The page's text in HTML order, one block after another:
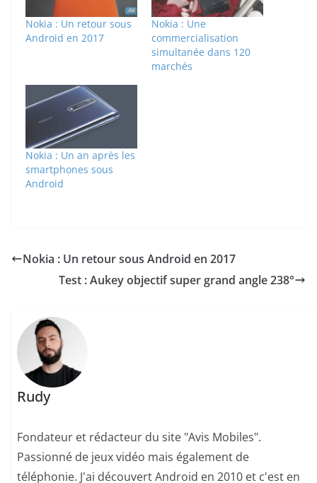
Nokia : Un retour sous
Android en 2017
Nokia : Une
commercialisation
simultanée dans 120
marchés
Nokia : Un an après les
smartphones sous
Android
Nokia : Un retour sous Android en 2017
Test : Aukey objectif super grand angle 238°
Rudy
Fondateur et rédacteur du site "Avis Mobiles".
Passionné de jeux vidéo mais également de
téléphonie. J'ai découvert Android en 2010 et c'est en